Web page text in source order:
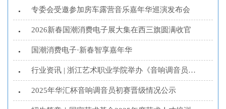
• 专委会受邀参加房车露营音乐嘉年华巡演发布会
• 2026新春国潮消费电子展大集在西三旗圆满收官
• 国潮消费电子·新春智享嘉年华
• 行业资讯 | 浙江艺术职业学院举办《音响调音员》培训...
• 2025年华汇杯音响调音员初赛晋级情况公示